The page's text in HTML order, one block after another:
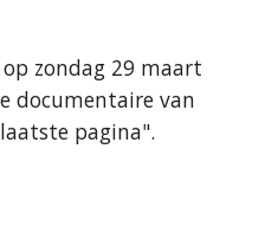
zondag 29 maart
documentaire van
pagina".